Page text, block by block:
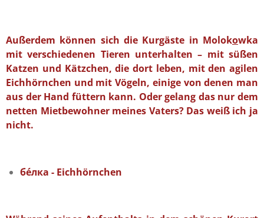
Außerdem können sich die Kurgäste in Molokowka
mit verschiedenen Tieren unterhalten – mit süßen
Katzen und Kätzchen, die dort leben, mit den agilen
Eichhörnchen und mit Vögeln, einige von denen man
aus der Hand füttern kann. Oder gelang das nur dem
netten Mietbewohner meines Vaters? Das weiß ich ja
nicht.
бéлка - Eichhörnchen